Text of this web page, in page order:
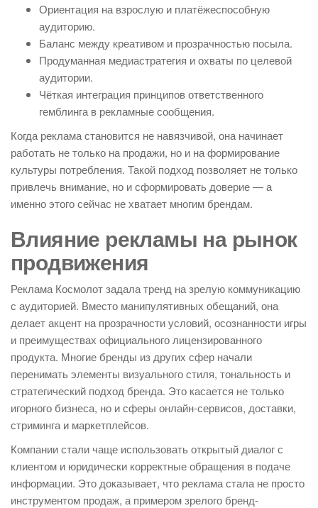
Ориентация на взрослую и платёжеспособную
аудиторию.
Баланс между креативом и прозрачностью посыла.
Продуманная медиастратегия и охваты по целевой
аудитории.
Чёткая интеграция принципов ответственного
гемблинга в рекламные сообщения.
Когда реклама становится не навязчивой, она начинает
работать не только на продажи, но и на формирование
культуры потребления. Такой подход позволяет не только
привлечь внимание, но и сформировать доверие — а
именно этого сейчас не хватает многим брендам.
Влияние рекламы на рынок
продвижения
Реклама Космолот задала тренд на зрелую коммуникацию
с аудиторией. Вместо манипулятивных обещаний, она
делает акцент на прозрачности условий, осознанности игры
и преимуществах официального лицензированного
продукта. Многие бренды из других сфер начали
перенимать элементы визуального стиля, тональность и
стратегический подход бренда. Это касается не только
игорного бизнеса, но и сферы онлайн-сервисов, доставки,
стриминга и маркетплейсов.
Компании стали чаще использовать открытый диалог с
клиентом и юридически корректные обращения в подаче
информации. Это доказывает, что реклама стала не просто
инструментом продаж, а примером зрелого бренд-